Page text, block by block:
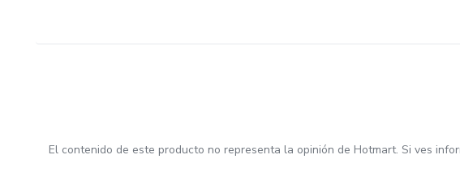
El contenido de este producto no representa la opinión de Hotmart. Si ves